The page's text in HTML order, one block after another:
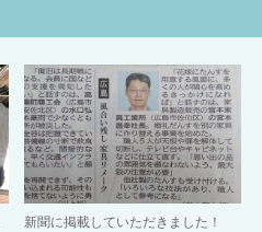
新聞に掲載していただきました！